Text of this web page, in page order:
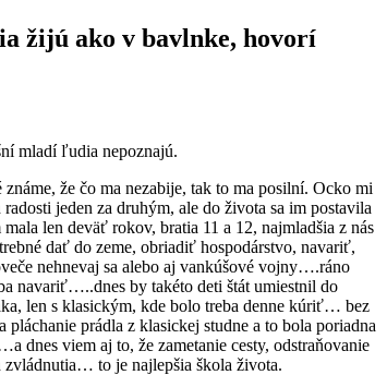
žijú ako v bavlnke, hovorí
mladí ľudia nepoznajú.
že čo ma nezabije, tak to ma posilní. Ocko mi
jeden za druhým, ale do života sa im postavila
len deväť rokov, bratia 11 a 12, najmladšia z nás
dať do zeme, obriadiť hospodárstvo, navariť,
nehnevaj sa alebo aj vankúšové vojny….ráno
navariť…..dnes by takéto deti štát umiestnil do
len s klasickým, kde bolo treba denne kúriť… bez
prádla z klasickej studne a to bola poriadna
dnes viem aj to, že zametanie cesty, odstraňovanie
zvládnutia… to je najlepšia škola života.